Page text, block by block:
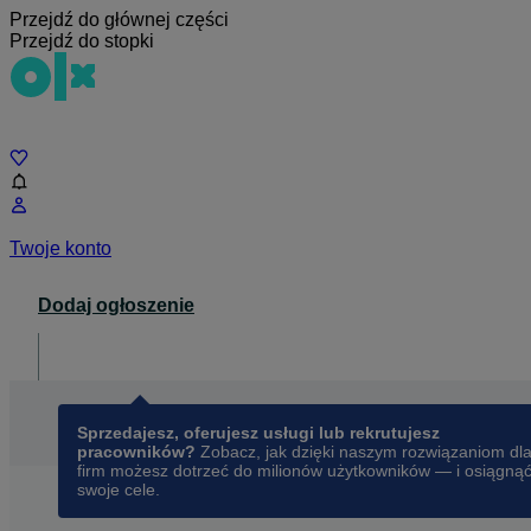
Przejdź do głównej części
Przejdź do stopki
Twoje konto
Dodaj ogłoszenie
Sprzedajesz, oferujesz usługi lub rekrutujesz
pracowników? Zobacz, jak dzięki naszym rozwiązaniom dla
firm możesz dotrzeć do milionów użytkowników — i osiągnąć
swoje cele.